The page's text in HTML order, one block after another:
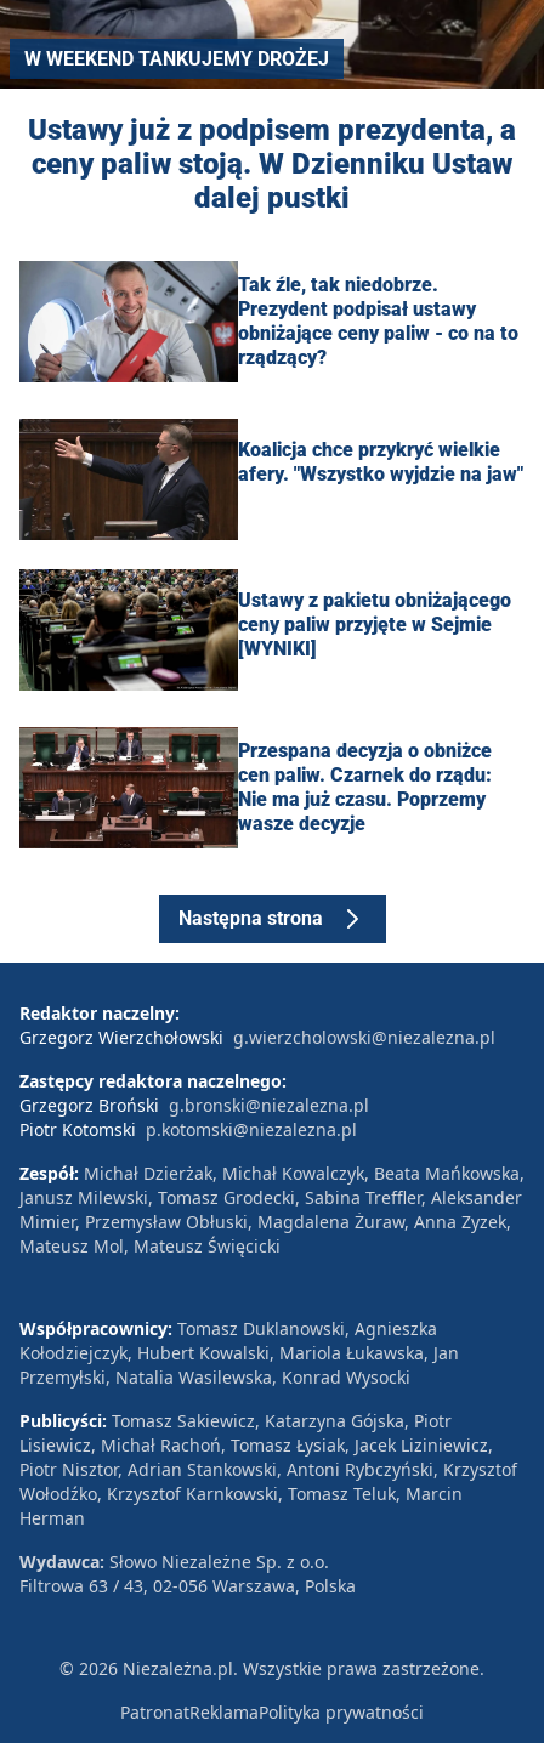
W WEEKEND TANKUJEMY DROŻEJ
Ustawy już z podpisem prezydenta, a
ceny paliw stoją. W Dzienniku Ustaw
dalej pustki
Tak źle, tak niedobrze.
Prezydent podpisał ustawy
obniżające ceny paliw - co na to
rządzący?
Koalicja chce przykryć wielkie
afery. "Wszystko wyjdzie na jaw"
Ustawy z pakietu obniżającego
ceny paliw przyjęte w Sejmie
[WYNIKI]
Przespana decyzja o obniżce
cen paliw. Czarnek do rządu:
Nie ma już czasu. Poprzemy
wasze decyzje
Następna strona
Redaktor naczelny:
Grzegorz Wierzchołowski g.wierzcholowski@niezalezna.pl
Zastępcy redaktora naczelnego:
Grzegorz Broński g.bronski@niezalezna.pl
Piotr Kotomski p.kotomski@niezalezna.pl
Zespół: Michał Dzierżak, Michał Kowalczyk, Beata Mańkowska,
Janusz Milewski, Tomasz Grodecki, Sabina Treffler, Aleksander
Mimier, Przemysław Obłuski, Magdalena Żuraw, Anna Zyzek,
Mateusz Mol, Mateusz Święcicki
Współpracownicy: Tomasz Duklanowski, Agnieszka
Kołodziejczyk, Hubert Kowalski, Mariola Łukawska, Jan
Przemyłski, Natalia Wasilewska, Konrad Wysocki
Publicyści: Tomasz Sakiewicz, Katarzyna Gójska, Piotr
Lisiewicz, Michał Rachoń, Tomasz Łysiak, Jacek Liziniewicz,
Piotr Nisztor, Adrian Stankowski, Antoni Rybczyński, Krzysztof
Wołodźko, Krzysztof Karnkowski, Tomasz Teluk, Marcin
Herman
Wydawca: Słowo Niezależne Sp. z o.o.
Filtrowa 63 / 43, 02-056 Warszawa, Polska
© 2026 Niezależna.pl. Wszystkie prawa zastrzeżone.
PatronatReklamaPolityka prywatności